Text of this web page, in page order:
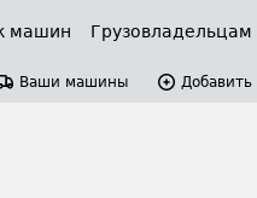
машин Грузовладельцам
Ваши машины